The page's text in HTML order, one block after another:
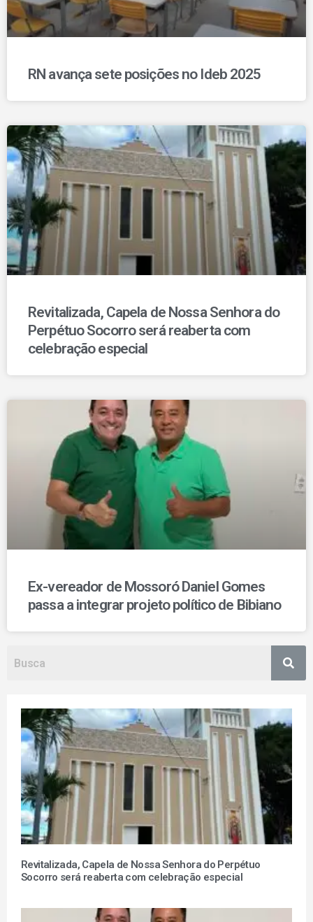
RN avança sete posições no Ideb 2025
Revitalizada, Capela de Nossa Senhora do
Perpétuo Socorro será reaberta com
celebração especial
Ex-vereador de Mossoró Daniel Gomes
passa a integrar projeto político de Bibiano
Revitalizada, Capela de Nossa Senhora do Perpétuo
Socorro será reaberta com celebração especial